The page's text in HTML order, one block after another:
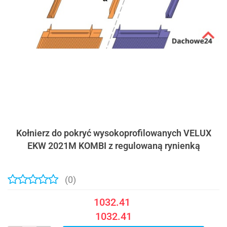
Kołnierz do pokryć wysokoprofilowanych VELUX
EKW 2021M KOMBI z regulowaną rynienką
(0)
1032.41
1032.41